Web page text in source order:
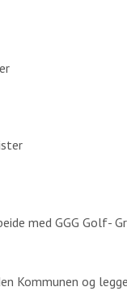
med GGG Golf-
Kommunen og